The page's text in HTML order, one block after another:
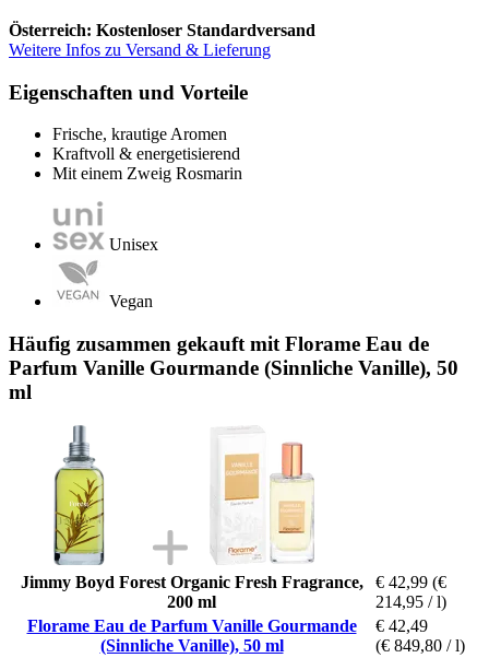
Österreich: Kostenloser Standardversand
Weitere Infos zu Versand & Lieferung
Eigenschaften und Vorteile
Frische, krautige Aromen
Kraftvoll & energetisierend
Mit einem Zweig Rosmarin
Unisex
Vegan
Häufig zusammen gekauft mit Florame Eau de
Parfum Vanille Gourmande (Sinnliche Vanille), 50
ml
Jimmy Boyd Forest Organic Fresh Fragrance,
200 ml
€ 42,99 (€
214,95 / l)
Florame Eau de Parfum Vanille Gourmande
(Sinnliche Vanille), 50 ml
€ 42,49
(€ 849,80 / l)